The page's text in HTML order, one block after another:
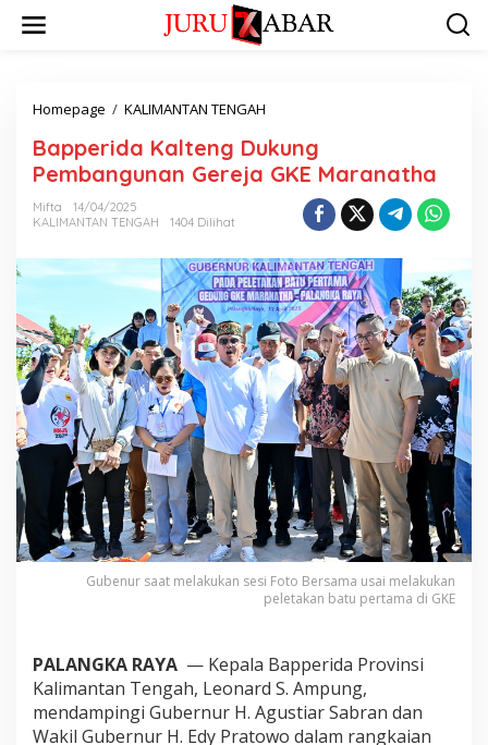
Homepage / KALIMANTAN TENGAH
Bapperida Kalteng Dukung
Pembangunan Gereja GKE Maranatha
Mifta
14/04/2025
KALIMANTAN TENGAH
1404 Dilihat
Gubenur saat melakukan sesi Foto Bersama usai melakukan
peletakan batu pertama di GKE
PALANGKA RAYA — Kepala Bapperida Provinsi
Kalimantan Tengah, Leonard S. Ampung,
mendampingi Gubernur H. Agustiar Sabran dan
Wakil Gubernur H. Edy Pratowo dalam rangkaian